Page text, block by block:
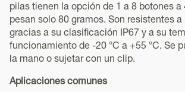
pilas tienen la opción de 1 a 8 botones a
pesan solo 80 gramos. Son resistentes
gracias a su clasificación IP67 y a su
funcionamiento de -20 °C a +55 °C. Se
la mano o sujetar con un clip.
Aplicaciones comunes